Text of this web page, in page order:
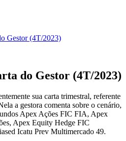
Gestor (4T/2023)
do Gestor (4T/2023)
sua carta trimestral, referente
a gestora comenta sobre o cenário,
Apex Ações FIC FIA, Apex
Apex Equity Hedge FIC
Icatu Prev Multimercado 49.